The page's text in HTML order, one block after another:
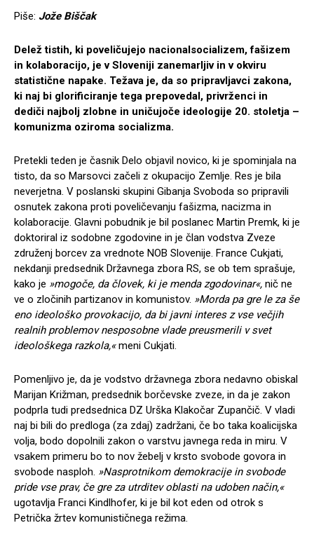
Piše: Jože Biščak
Delež tistih, ki poveličujejo nacionalsocializem, fašizem
in kolaboracijo, je v Sloveniji zanemarljiv in v okviru
statistične napake. Težava je, da so pripravljavci zakona,
ki naj bi glorificiranje tega prepovedal, privrženci in
dediči najbolj zlobne in uničujoče ideologije 20. stoletja –
komunizma oziroma socializma.
Pretekli teden je časnik Delo objavil novico, ki je spominjala na
tisto, da so Marsovci začeli z okupacijo Zemlje. Res je bila
neverjetna. V poslanski skupini Gibanja Svoboda so pripravili
osnutek zakona proti poveličevanju fašizma, nacizma in
kolaboracije. Glavni pobudnik je bil poslanec Martin Premk, ki je
doktoriral iz sodobne zgodovine in je član vodstva Zveze
združenj borcev za vrednote NOB Slovenije. France Cukjati,
nekdanji predsednik Državnega zbora RS, se ob tem sprašuje,
kako je »mogoče, da človek, ki je menda zgodovinar«, nič ne
ve o zločinih partizanov in komunistov. »Morda pa gre le za še
eno ideološko provokacijo, da bi javni interes z vse večjih
realnih problemov nesposobne vlade preusmerili v svet
ideološkega razkola,«meni Cukjati.
Pomenljivo je, da je vodstvo državnega zbora nedavno obiskal
Marijan Križman, predsednik borčevske zveze, in da je zakon
podprla tudi predsednica DZ Urška Klakočar Zupančič. V vladi
naj bi bili do predloga (za zdaj) zadržani, če bo taka koalicijska
volja, bodo dopolnili zakon o varstvu javnega reda in miru. V
vsakem primeru bo to nov žebelj v krsto svobode govora in
svobode nasploh. »Nasprotnikom demokracije in svobode
pride vse prav, če gre za utrditev oblasti na udoben način,«
ugotavlja Franci Kindlhofer, ki je bil kot eden od otrok s
Petrička žrtev komunističnega režima.